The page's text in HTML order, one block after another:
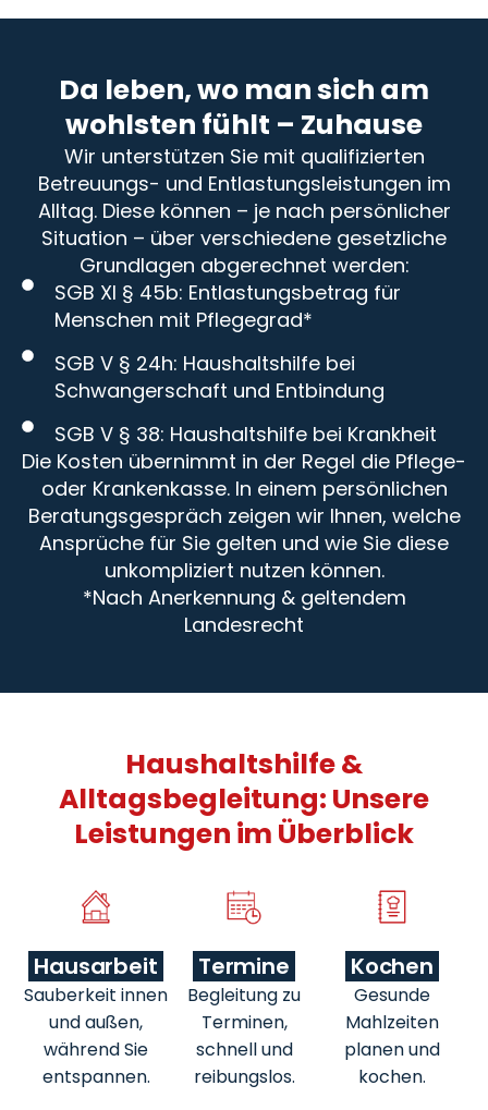
Da leben, wo man sich am
wohlsten fühlt – Zuhause
Wir unterstützen Sie mit qualifizierten
Betreuungs- und Entlastungsleistungen im
Alltag. Diese können – je nach persönlicher
Situation – über verschiedene gesetzliche
Grundlagen abgerechnet werden:
SGB XI § 45b: Entlastungsbetrag für
Menschen mit Pflegegrad*
SGB V § 24h: Haushaltshilfe bei
Schwangerschaft und Entbindung
SGB V § 38: Haushaltshilfe bei Krankheit
Die Kosten übernimmt in der Regel die Pflege-
oder Krankenkasse. In einem persönlichen
Beratungsgespräch zeigen wir Ihnen, welche
Ansprüche für Sie gelten und wie Sie diese
unkompliziert nutzen können.
*Nach Anerkennung & geltendem
Landesrecht
Haushaltshilfe &
Alltagsbegleitung: Unsere
Leistungen im Überblick
Hausarbeit
Sauberkeit innen
und außen,
während Sie
entspannen.
Termine
Begleitung zu
Terminen,
schnell und
reibungslos.
Kochen
Gesunde
Mahlzeiten
planen und
kochen.